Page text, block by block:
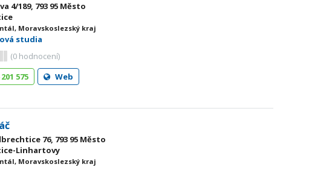
4/189, 793 95 Město
Moravskoslezský kraj
studia
(0 hodnocení)
575
Web
76, 793 95 Město
Linhartovy
Moravskoslezský kraj